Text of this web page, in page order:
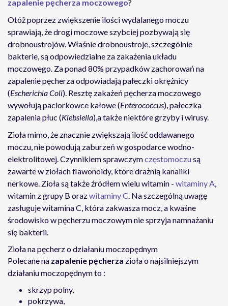
zapalenie pęcherza moczowego?
Otóż poprzez zwiększenie ilości wydalanego moczu
sprawiają, że drogi moczowe szybciej pozbywają się
drobnoustrojów. Właśnie drobnoustroje, szczególnie
bakterie, są odpowiedzialne za zakażenia układu
moczowego. Za ponad 80% przypadków zachorowań na
zapalenie pęcherza odpowiadają pałeczki okrężnicy
(Escherichia Coli). Resztę zakażeń pęcherza moczowego
wywołują paciorkowce kałowe (Enterococcus), pałeczka
zapalenia płuc (Klebsiella),a także niektóre grzyby i wirusy.
Zioła mimo, że znacznie zwiększają ilość oddawanego
moczu, nie powodują zaburzeń w gospodarce wodno-
elektrolitowej. Czynnikiem sprawczymczęstomoczusą
zawarte w ziołach flawonoidy, które drażnią kanaliki
nerkowe. Zioła są także źródłem wielu witamin - witaminy A,
witamin z grupy B orazwitaminy C. Na szczególną uwagę
zasługuje witamina C, która zakwasza mocz, a kwaśne
środowisko w pęcherzu moczowym nie sprzyja namnażaniu
się bakterii.
Zioła na pęcherz o działaniu moczopędnym
Polecane na zapalenie pęcherza zioła o najsilniejszym
działaniu moczopędnym to :
skrzyp polny,
pokrzywa,